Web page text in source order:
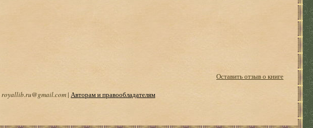
Оставить отзыв о книге
royallib.ru@gmail.com| Авторам и правообладателям